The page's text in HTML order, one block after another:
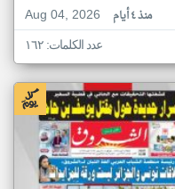
Aug 04, 2026
منذ ٤ أيام
عدد الكلمات: ١٦٢